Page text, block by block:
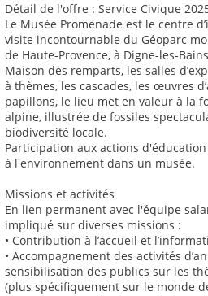
Détail de l'offre : Service Civique
Le Musée Promenade est le centre
visite incontournable du Géoparc
de Haute-Provence, à Digne-les-
Maison des remparts, les salles
à thèmes, les cascades, les œuvres
papillons, le lieu met en valeur à la
alpine, illustrée de fossiles
biodiversité locale.
Participation aux actions
à l'environnement dans un musée.
Missions et activités
En lien permanent avec l'équipe
impliqué sur diverses missions :
• Contribution à l’accueil et
• Accompagnement des activités
sensibilisation des publics sur les
(plus spécifiquement sur le monde